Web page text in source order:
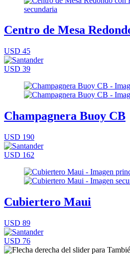
Centro de Mesa
USD 45
USD 39
Champagnera Buoy CB
USD 190
USD 162
Cubiertero Maui
USD 89
USD 76